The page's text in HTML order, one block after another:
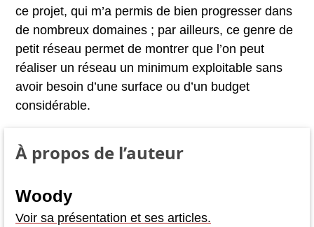
ce projet, qui m’a permis de bien progresser dans
de nombreux domaines ; par ailleurs, ce genre de
petit réseau permet de montrer que l’on peut
réaliser un réseau un minimum exploitable sans
avoir besoin d’une surface ou d’un budget
considérable.
À propos de l’auteur
Woody
Voir sa présentation et ses articles.